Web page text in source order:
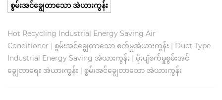
စွမ်းအင်ချွေတာသော အဲယားကွန်း
Hot Recycling Industrial Energy Saving Air
Conditioner | စွမ်းအင်ချွေတာသော စက်မှုအဲယားကွန်း | Duct Type
Industrial Energy Saving အဲယားကွန်း | မိုးပျံစက်မှုစွမ်းအင်
ချွေတာရေး အဲယားကွန်း | စွမ်းအင်ချွေတာသော အဲယားကွန်း